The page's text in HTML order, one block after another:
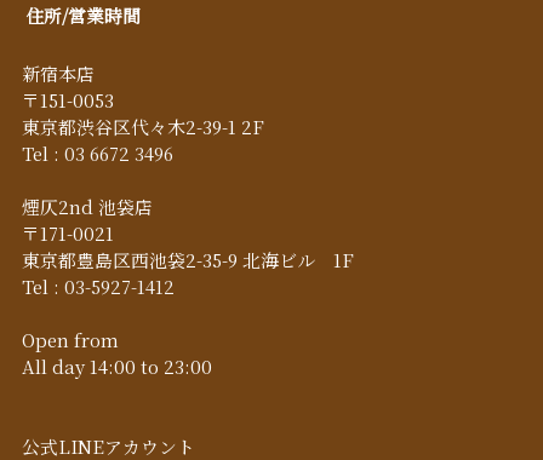
住所/営業時間
新宿本店
〒151-0053
東京都渋谷区代々木2-39-1 2F
Tel : 03 6672 3496
煙仄2nd 池袋店
〒171-0021
東京都豊島区西池袋2-35-9 北海ビル 1F
Tel : 03-5927-1412
Open from
All day 14:00 to 23:00
公式LINEアカウント